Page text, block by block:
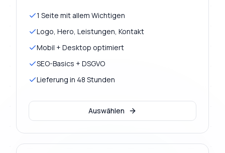
1 Seite mit allem Wichtigen
Logo, Hero, Leistungen, Kontakt
Mobil + Desktop optimiert
SEO-Basics + DSGVO
Lieferung in 48 Stunden
Auswählen